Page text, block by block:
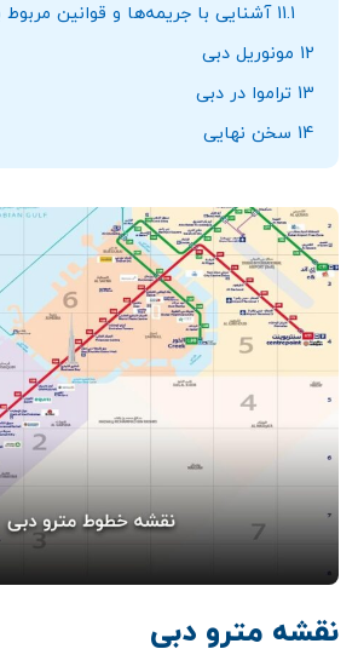
11.1 آشنایی با جریمه‌ها و قوانین
12 مونوریل دبی
13 تراموا در دبی
14 سخن نهایی
نقشه مترو دبی